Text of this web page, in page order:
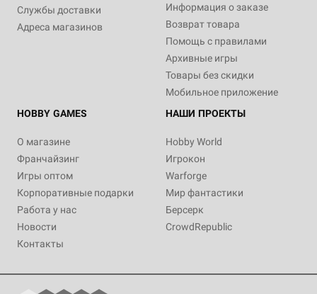
Службы доставки
Адреса магазинов
Информация о заказе
Возврат товара
Помощь с правилами
Архивные игры
Товары без скидки
Мобильное приложение
HOBBY GAMES
О магазине
Франчайзинг
Игры оптом
Корпоративные подарки
Работа у нас
Новости
Контакты
НАШИ ПРОЕКТЫ
Hobby World
Игрокон
Warforge
Мир фантастики
Берсерк
CrowdRepublic